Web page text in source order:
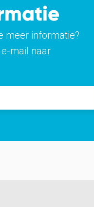
meer informatie?
mail naar